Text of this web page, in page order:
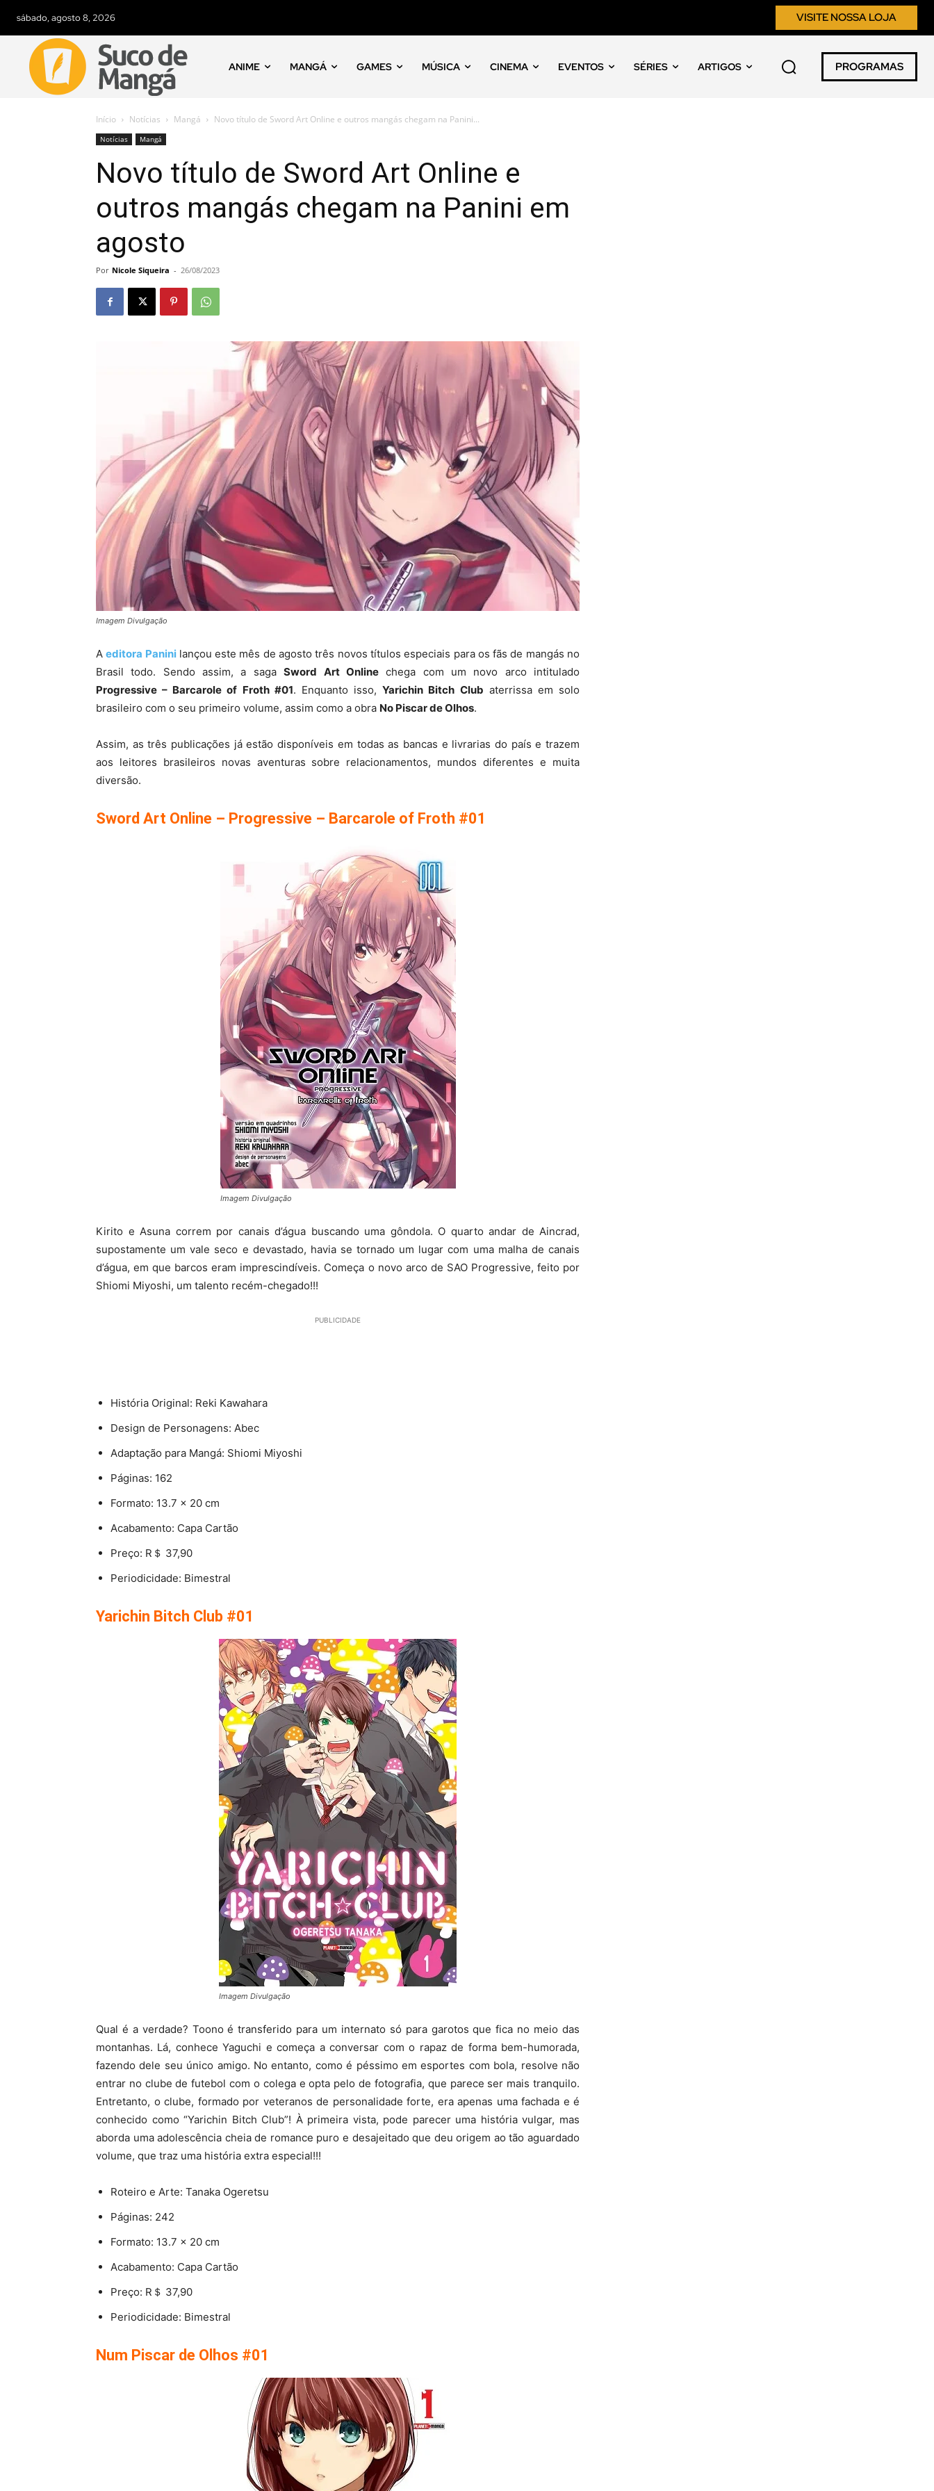
sábado, agosto 8, 2026 VISITE NOSSA LOJA
ANIME MANGÁ GAMES MÚSICA CINEMA EVENTOS SÉRIES ARTIGOS PROGRAMAS
Início Notícias Mangá Novo título de Sword Art Online e outros mangás chegam na Panini...
Notícias Mangá
Novo título de Sword Art Online e
outros mangás chegam na Panini em
agosto
Por Nicole Siqueira - 26/08/2023
Imagem Divulgação
Aeditora Paninilançou este mês de agosto três novos títulos especiais para os fãs de mangás no
Brasil todo. Sendo assim, a sagaSword Art Onlinechega com um novo arco intitulado
Progressive – Barcarole of Froth #01. Enquanto isso,Yarichin Bitch Club aterrissa em solo
brasileiro com o seu primeiro volume, assim como a obra No Piscar de Olhos.
Assim, as três publicações já estão disponíveis em todas as bancas e livrarias do país e trazem
aos leitores brasileiros novas aventuras sobre relacionamentos, mundos diferentes e muita
diversão.
Sword Art Online – Progressive – Barcarole of Froth #01
Imagem Divulgação
Kirito e Asuna correm por canais d’água buscando uma gôndola. O quarto andar de Aincrad,
supostamente um vale seco e devastado, havia se tornado um lugar com uma malha de canais
d’água, em que barcos eram imprescindíveis. Começa o novo arco de SAO Progressive, feito por
Shiomi Miyoshi, um talento recém-chegado!!!
PUBLICIDADE
História Original: Reki Kawahara
Design de Personagens: Abec
Adaptação para Mangá: Shiomi Miyoshi
Páginas: 162
Formato: 13.7 x 20 cm
Acabamento: Capa Cartão
Preço: R＄ 37,90
Periodicidade: Bimestral
Yarichin Bitch Club #01
Imagem Divulgação
Qual é a verdade? Toono é transferido para um internato só para garotos que fica no meio das
montanhas. Lá, conhece Yaguchi e começa a conversar com o rapaz de forma bem-humorada,
fazendo dele seu único amigo. No entanto, como é péssimo em esportes com bola, resolve não
entrar no clube de futebol com o colega e opta pelo de fotografia, que parece ser mais tranquilo.
Entretanto, o clube, formado por veteranos de personalidade forte, era apenas uma fachada e é
conhecido como “Yarichin Bitch Club”! À primeira vista, pode parecer uma história vulgar, mas
aborda uma adolescência cheia de romance puro e desajeitado que deu origem ao tão aguardado
volume, que traz uma história extra especial!!!
Roteiro e Arte: Tanaka Ogeretsu
Páginas: 242
Formato: 13.7 x 20 cm
Acabamento: Capa Cartão
Preço: R＄ 37,90
Periodicidade: Bimestral
Num Piscar de Olhos #01